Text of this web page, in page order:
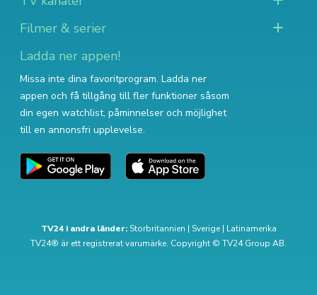
Filmer & serier
Ladda ner appen!
Missa inte dina favoritprogram. Ladda ner
appen och få tillgång till fler funktioner såsom
din egen watchlist, påminnelser och möjlighet
till en annonsfri upplevelse.
TV24 i andra länder: Storbritannien | Sverige| Latinamerika
TV24® är ett registrerat varumärke. Copyright © TV24 Group AB.